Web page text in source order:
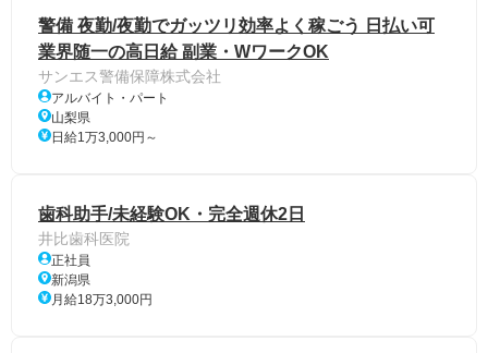
警備 夜勤/夜勤でガッツリ効率よく稼ごう 日払い可
業界随一の高日給 副業・WワークOK
サンエス警備保障株式会社
アルバイト・パート
山梨県
日給1万3,000円～
歯科助手/未経験OK・完全週休2日
井比歯科医院
正社員
新潟県
月給18万3,000円